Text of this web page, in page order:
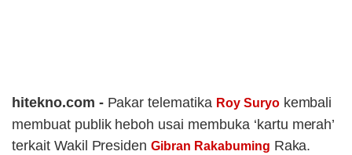
hitekno.com - Pakar telematika Roy Suryokembali
membuat publik heboh usai membuka ‘kartu merah’
terkait Wakil PresidenGibran Rakabuming Raka.